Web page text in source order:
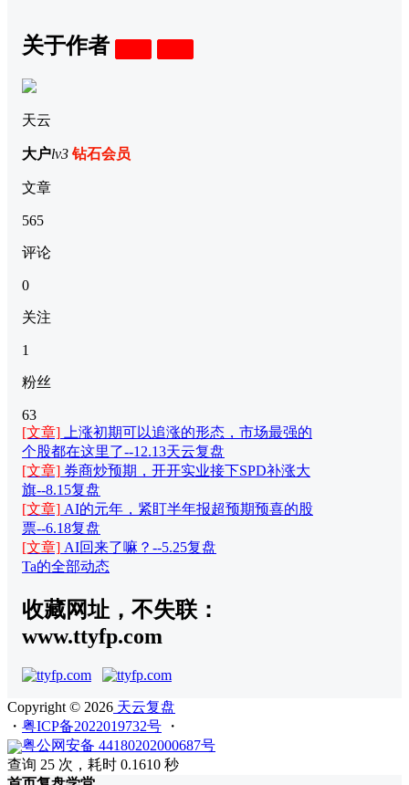
关于作者
天云
大户lv3 钻石会员
文章
565
评论
0
关注
1
粉丝
63
[文章] 上涨初期可以追涨的形态，市场最强的
个股都在这里了--12.13天云复盘
[文章] 券商炒预期，开开实业接下SPD补涨大
旗--8.15复盘
[文章] AI的元年，紧盯半年报超预期预喜的股
票--6.18复盘
[文章] AI回来了嘛？--5.25复盘
Ta的全部动态
收藏网址，不失联：
www.ttyfp.com
Copyright © 2026 天云复盘
・ 粤ICP备2022019732号
・
粤公网安备 44180202000687号
查询 25 次，耗时 0.1610 秒